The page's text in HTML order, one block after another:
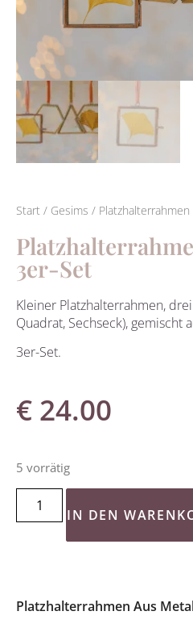
Start / Gesims /
3er-Set
Kleiner Platzhalterrahmen,
Quadrat, Sechseck), gemischt
3er-Set.
€ 24.00
5 vorrätig
IN DEN
Platzhalterrahmen Aus